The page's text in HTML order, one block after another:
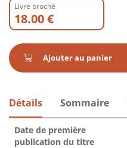
Livre broché
18.00 €
Ajouter au panier
Détails Sommaire
Date de première
publication du titre